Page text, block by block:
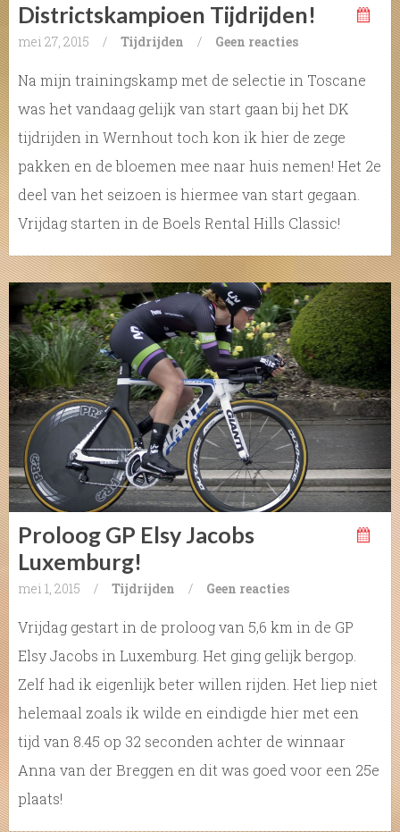
Districtskampioen Tijdrijden!
mei 27, 2015 / Tijdrijden / Geen reacties
Na mijn trainingskamp met de selectie in Toscane
was het vandaag gelijk van start gaan bij het DK
tijdrijden in Wernhout toch kon ik hier de zege
pakken en de bloemen mee naar huis nemen! Het 2e
deel van het seizoen is hiermee van start gegaan.
Vrijdag starten in de Boels Rental Hills Classic!
Proloog GP Elsy Jacobs
Luxemburg!
mei 1, 2015 / Tijdrijden / Geen reacties
Vrijdag gestart in de proloog van 5,6 km in de GP
Elsy Jacobs in Luxemburg. Het ging gelijk bergop.
Zelf had ik eigenlijk beter willen rijden. Het liep niet
helemaal zoals ik wilde en eindigde hier met een
tijd van 8.45 op 32 seconden achter de winnaar
Anna van der Breggen en dit was goed voor een 25e
plaats!